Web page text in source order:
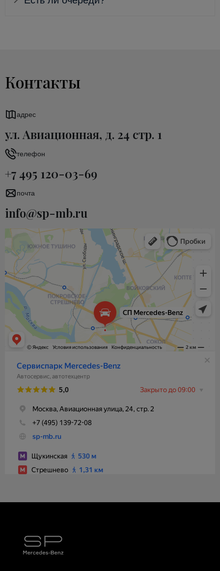
Контакты
адрес
ул. Авиационная, д. 24 стр. 1
телефон
+7 495 120-03-69
почта
info@sp-mb.ru